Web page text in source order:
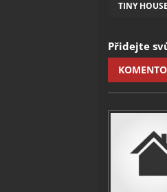
TINY HOUSE
Přidejte